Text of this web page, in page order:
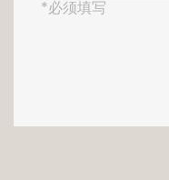
*必须填写